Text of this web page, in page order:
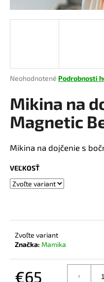
Priemerné
produktu
je
0,0
z
hviezdičiek.
Neohodnotené Podrobnosti
Mikina na
Magnetic
Mikina na dojčenie s
VEĽKOSŤ
Zvoľte variant
Značka: Mamika
€65
á
HĽADAŤ
d
p
o
č
a
m
e